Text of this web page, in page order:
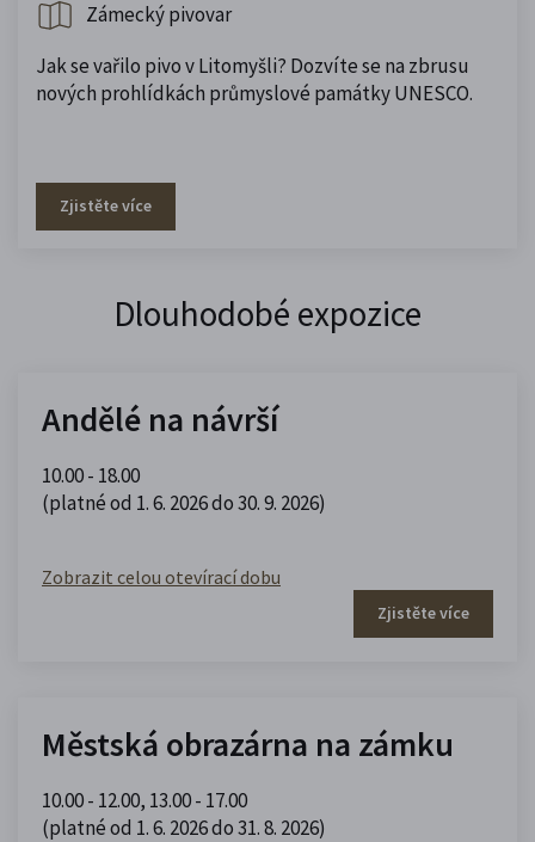
Zámecký pivovar
Jak se vařilo pivo v Litomyšli? Dozvíte se na zbrusu
nových prohlídkách průmyslové památky UNESCO.
Zjistěte více
Dlouhodobé expozice
Andělé na návrší
10.00 - 18.00
(platné od 1. 6. 2026 do 30. 9. 2026)
Zobrazit celou otevírací dobu
Zjistěte více
Městská obrazárna na zámku
10.00 - 12.00, 13.00 - 17.00
(platné od 1. 6. 2026 do 31. 8. 2026)